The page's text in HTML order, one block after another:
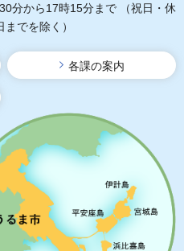
分から17時15分まで
（祝日・休
でを除く）
各課の案内